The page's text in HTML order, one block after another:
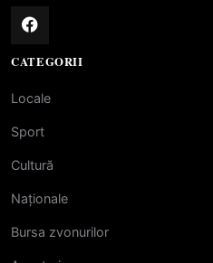
CATEGORII
Locale
Sport
Cultură
Naționale
Bursa zvonurilor